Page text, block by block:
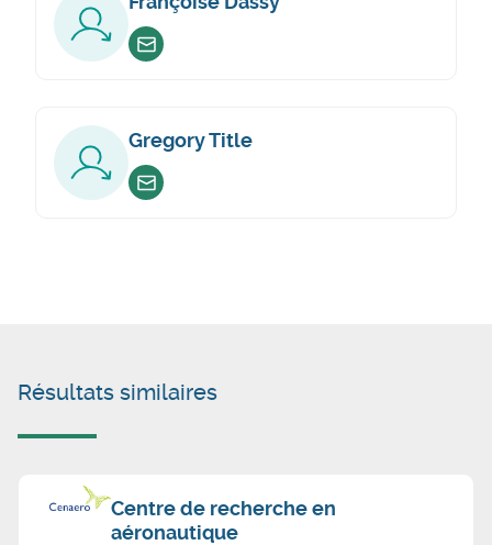
Envoyer un email
Gregory Title
Envoyer un email
Résultats similaires
Centre de recherche en
aéronautique